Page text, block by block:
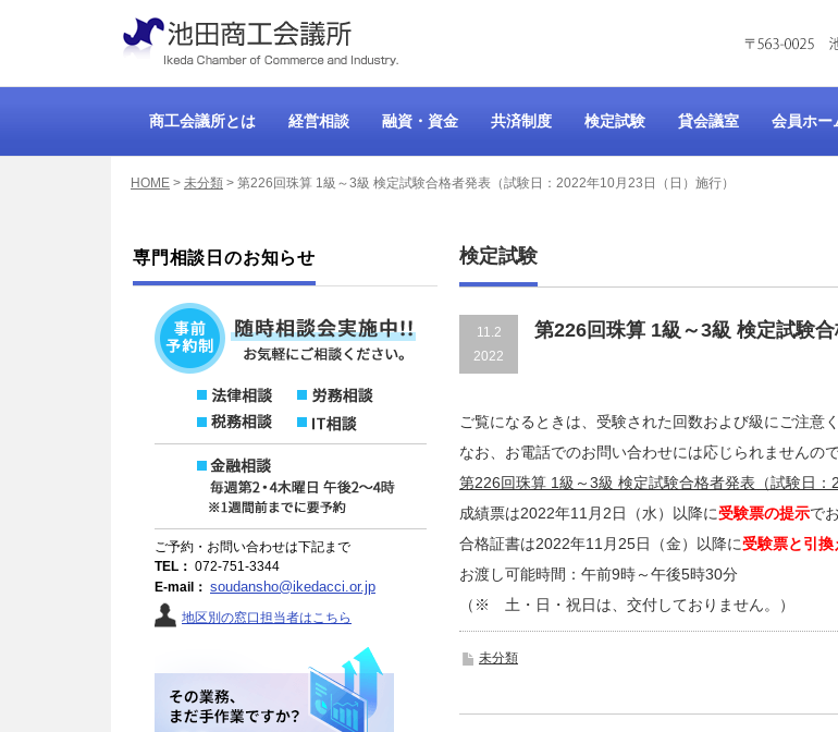
商工会議所とは 経営相談 融資・資金 共済制度 検定試験 貸会議室 会員ホー
HOME > 未分類 > 第226回珠算 1級～3級 検定試験合格者発表（試験日：2022年10月23日（日）施行）
検定試験
11.2
2022
第226回珠算 1級～3級 検定試験
ご覧になるときは、受験された回数および級にご注意く
なお、お電話でのお問い合わせには応じられませんの
第226回珠算 1級～3級 検定試験合格者発表（試験日：
成績票は2022年11月2日（水）以降に受験票の提示で
合格証書は2022年11月25日（金）以降に受験票と引換
お渡し可能時間：午前9時～午後5時30分
（※ 土・日・祝日は、交付しておりません。）
未分類
専門相談日のお知らせ
ご予約・お問い合わせは下記まで
TEL： 072-751-3344
E-mail： soudansho@ikedacci.or.jp
地区別の窓口担当者はこちら